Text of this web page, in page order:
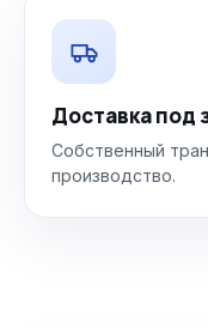
Доставка под
Собственный
производство.